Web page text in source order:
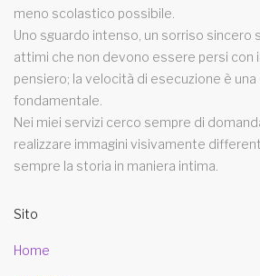
meno scolastico possibile.
Uno sguardo intenso, un sorriso sincero
attimi che non devono essere persi con
pensiero; la velocità di esecuzione è
fondamentale.
Nei miei servizi cerco sempre di
realizzare immagini visivamente
sempre la storia in maniera intima.
Sito
Home